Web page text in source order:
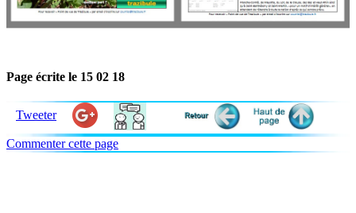
Page écrite le 15 02 18
Tweeter
Commenter cette page